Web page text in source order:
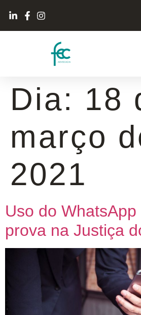
Dia: 18
março
2021
Uso do WhatsApp
prova na Justiça